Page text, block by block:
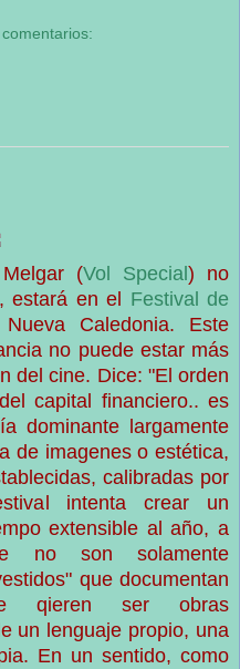
(Vol Special ) no
estará en el Festival de
Caledonia. Este
no puede estar más
del cine. Dice: "El orden
capital financiero.. es
dominante largamente
de imagenes o estética,
calibradas por
intenta crear un
extensible al año, a
no son solamente
que documentan
qieren ser obras
un lenguaje propio, una
En un sentido, como